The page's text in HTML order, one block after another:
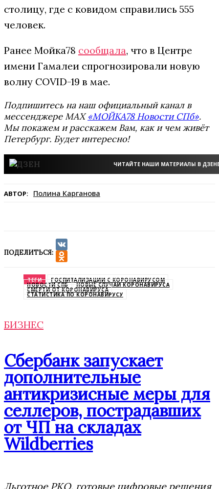
столицу, где с ковидом справились 555
человек.
Ранее Мойка78 сообщала, что в Центре
имени Гамалеи спрогнозировали новую
волну COVID-19 в мае.
Подпишитесь на наш официальный канал в
мессенджере MAX«МОЙКА78 Новости СПб».
Мы покажем и расскажем Вам, как и чем живёт
Петербург. Будет интересно!
ЧИТАЙТЕ НАШИ МАТЕРИАЛЫ В
АВТОР: Полина Карганова
ПОДЕЛИТЬСЯ:
VK
ТЕГИ ГОСПИТАЛИЗАЦИИ С КОРОНАВИРУСОМ
НОВОСТИ СПБ НОВЫЕ СЛУЧАИ КОРОНАВИРУСА
СМЕРТИ ОТ КОРОНАВИРУСА
СТАТИСТИКА ПО КОРОНАВИРУСУ
БИЗНЕС
Сбербанк запускает
дополнительные
антикризисные меры для
селлеров, пострадавших
от ЧП на складах
Wildberries
Льготное РКО, готовые цифровые решения